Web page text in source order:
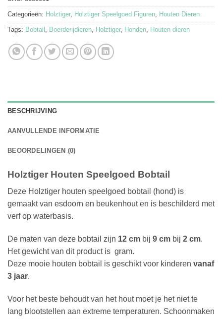
Categorieën: Holztiger, Holztiger Speelgoed Figuren Houten Dieren
Tags: Bobtail Boerderijdieren Holztiger, Honden Houten dieren
BESCHRIJVING
AANVULLENDE INFORMATIE
BEOORDELINGEN (0)
Holztiger Houten Speelgoed Bobtail
Deze Holztiger houten speelgoed bobtail (hond) is
gemaakt van esdoorn en beukenhout en is beschilderd met
verf op waterbasis.
De maten van deze bobtail zijn 12 cm bij 9 cm bij 2 cm.
Het gewicht van dit product is gram.
Deze mooie houten bobtail is geschikt voor kinderen vanaf
3 jaar.
Voor het beste behoudt van het hout moet je het niet te
lang blootstellen aan extreme temperaturen. Schoonmaken